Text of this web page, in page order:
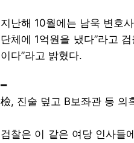
검찰은 이 같은 여당 인사들
의혹 당사자에 대한 소환 조
실제 금품이 전달됐다고 하
문이란 이야기도 나온다.
법조계 관계자는 그러나 "